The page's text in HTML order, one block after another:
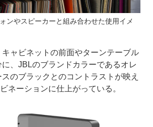
ンやスピーカーと組み合わせた使用イメ
ャビネットの前面やターンテーブル
、JBLのブランドカラーであるオレ
のブラックとのコントラストが映え
ネーションに仕上がっている。